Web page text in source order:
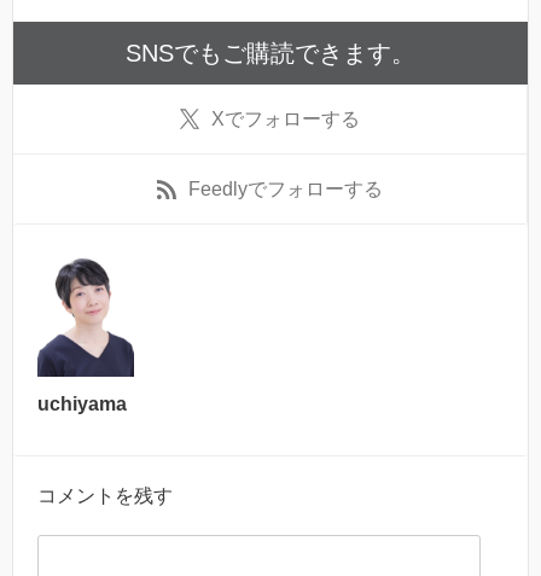
SNSでもご購読できます。
Xでフォローする
Feedlyでフォローする
uchiyama
コメントを残す